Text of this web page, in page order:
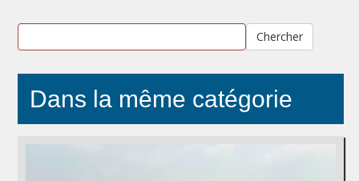
Chercher
Dans la même catégorie